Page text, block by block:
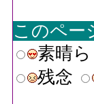
このペー
素晴
残念